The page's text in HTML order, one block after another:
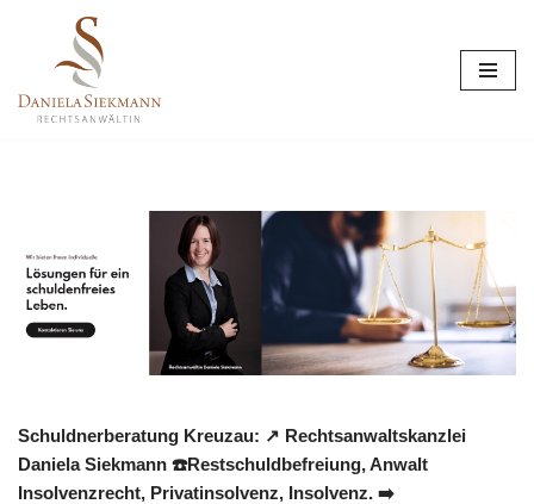
Inhalt
springen
Schuldnerberatung Kreuzau: ↗️ Rechtsanwaltskanzlei
Daniela Siekmann ☎️Restschuldbefreiung, Anwalt
Insolvenzrecht, Privatinsolvenz, Insolvenz. ➡️